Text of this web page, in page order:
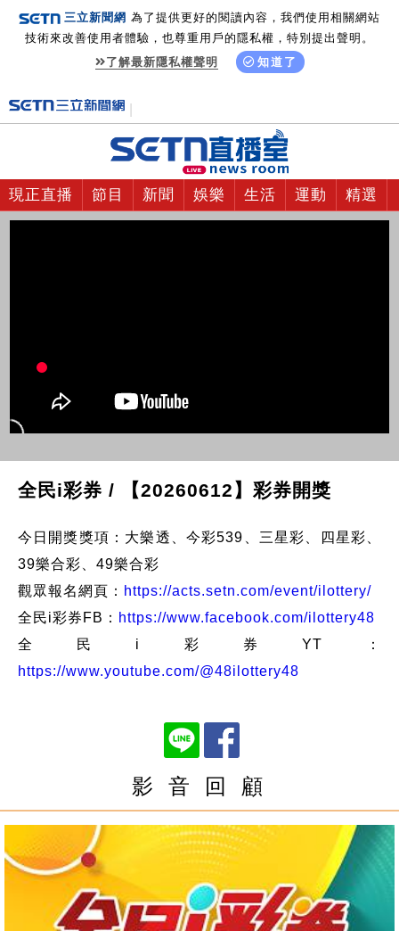
三立新聞網 為了提供更好的閱讀內容，我們使用相關網站
技術來改善使用者體驗，也尊重用戶的隱私權，特別提出聲明。
了解最新隱私權聲明
知道了
現正直播 節目 新聞 娛樂 生活 運動 精選
全民i彩券 / 【20260612】彩券開獎
今日開獎獎項：大樂透、今彩539、三星彩、四星彩、
39樂合彩、49樂合彩
觀眾報名網頁： https://acts.setn.com/event/ilottery/
全民i彩券FB： https://www.facebook.com/ilottery48
全民i彩券YT：
https://www.youtube.com/@48ilottery48
影 音 回 顧